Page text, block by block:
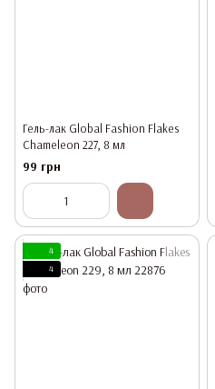
Гель-лак Global Fashion Flakes
Chameleon 227, 8 мл
99 грн
4
4